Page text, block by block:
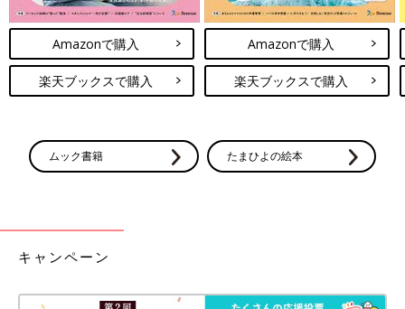
Amazonで購入
楽天ブックスで購入
Amazonで購入
楽天ブックスで購入
ムック書籍 たまひよの絵本
キャンペーン